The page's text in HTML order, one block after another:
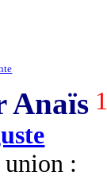
Anaïs
union :